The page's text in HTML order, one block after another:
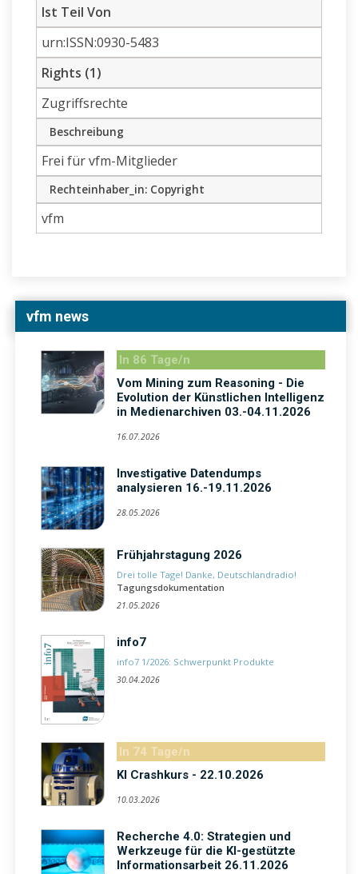
Ist Teil Von
urn:ISSN:0930-5483
Rights (1)
Zugriffsrechte
Beschreibung
Frei für vfm-Mitglieder
Rechteinhaber_in: Copyright
vfm
vfm news
In 86 Tage/n
Vom Mining zum Reasoning - Die
Evolution der Künstlichen Intelligenz
in Medienarchiven 03.-04.11.2026
16.07.2026
Investigative Datendumps
analysieren 16.-19.11.2026
28.05.2026
Frühjahrstagung 2026
Drei tolle Tage! Danke, Deutschlandradio!
Tagungsdokumentation
21.05.2026
info7
info7 1/2026: Schwerpunkt Produkte
30.04.2026
In 74 Tage/n
KI Crashkurs - 22.10.2026
10.03.2026
Recherche 4.0: Strategien und
Werkzeuge für die KI-gestützte
Informationsarbeit 26.11.2026